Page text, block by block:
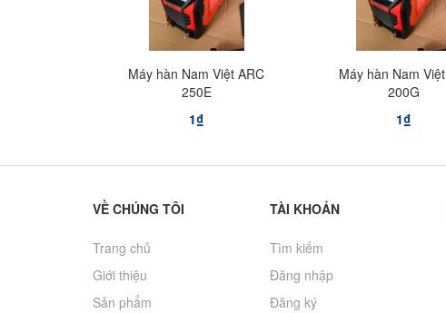
Máy hàn Nam Việt ARC
250E
1₫
Máy hàn Nam
200G
1₫
VỀ CHÚNG TÔI
Trang chủ
Giới thiệu
Sản phẩm
TÀI KHOẢN
Tìm kiếm
Đăng nhập
Đăng ký